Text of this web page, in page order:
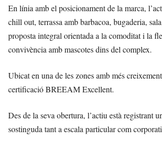
En línia amb el posicionament de la marca,
chill out, terrassa amb barbacoa, bugaderia,
proposta integral orientada a la comoditat i la
convivència amb mascotes dins del complex.
Ubicat en una de les zones amb més
certificació BREEAM Excellent.
Des de la seva obertura, l’actiu està registrant
sostinguda tant a escala particular com